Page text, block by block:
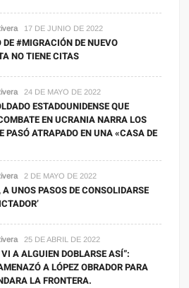
17 DE JUNIO DE 2022
DE #MIGRACIÓN DE NUEVO
NO TIENE CITAS
24 DE MAYO DE 2022
ESTADOUNIDENSE QUE
EN UCRANIA NARRA LOS
PASÓ ATRAPADO EN UNA «CASA DE
2 DE MAYO DE 2022
A UNOS PASOS DE CONSOLIDARSE
25 DE ABRIL DE 2022
A ALGUIEN DOBLARSE ASÍ”:
A LÓPEZ OBRADOR PARA
LA FRONTERA.